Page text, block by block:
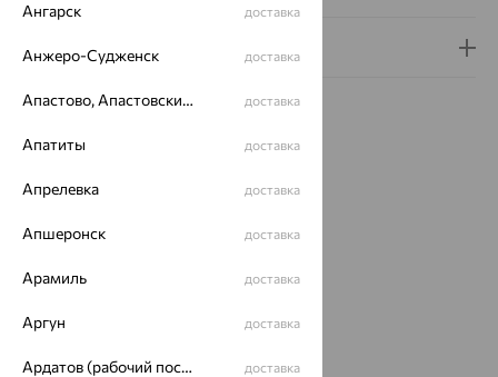
Гарантия и возврат
Похожие изделия
Ангарск доставка
Анжеро-Судженск доставка
Апастово, Апастовский район доставка
Апатиты доставка
Апрелевка доставка
Апшеронск доставка
Арамиль доставка
Аргун доставка
Ардатов (рабочий поселок) доставка